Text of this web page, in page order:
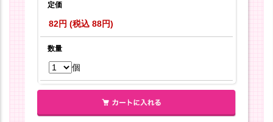
定価
82円 (税込 88円)
数量
個